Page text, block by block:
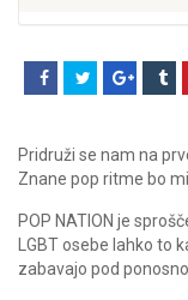
Pridruži se nam na
Znane pop ritme bo
POP NATION je
LGBT osebe lahko to
zabavajo pod